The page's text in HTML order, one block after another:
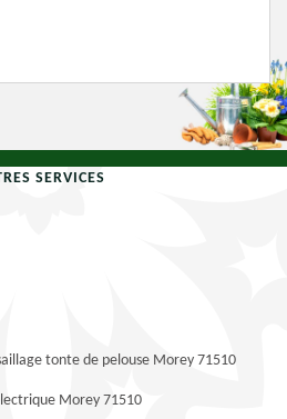
SERVICES
tonte de pelouse Morey 71510
Morey 71510